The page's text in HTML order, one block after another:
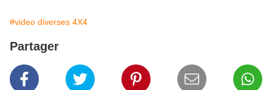
#video diverses 4X4
Partager